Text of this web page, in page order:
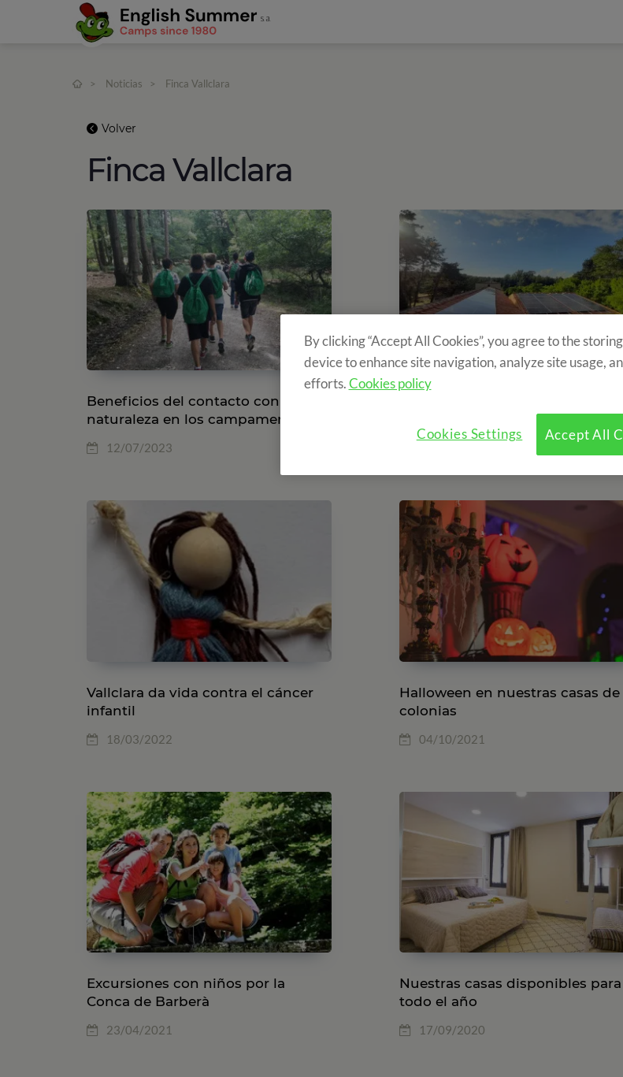
> Noticias > Finca Vallclara
Volver
Finca Vallclara
Beneficios del contacto con la
naturaleza en los campamentos
12/07/2023
Vallclara da vida contra el cáncer
infantil
18/03/2022
Halloween en nuestras casas de
colonias
04/10/2021
Excursiones con niños por la
Conca de Barberà
23/04/2021
Nuestras casas disponibles
todo el año
17/09/2020
By clicking “Accept All Cookies”, you agree to the
device to enhance site navigation, analyze site usage,
efforts.Cookies policy
Accept All
Cookies Settings